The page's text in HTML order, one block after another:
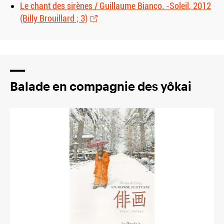
Le chant des sirènes / Guillaume Bianco. -Soleil, 2012
(Billy Brouillard ; 3)
Balade en compagnie des yôkai